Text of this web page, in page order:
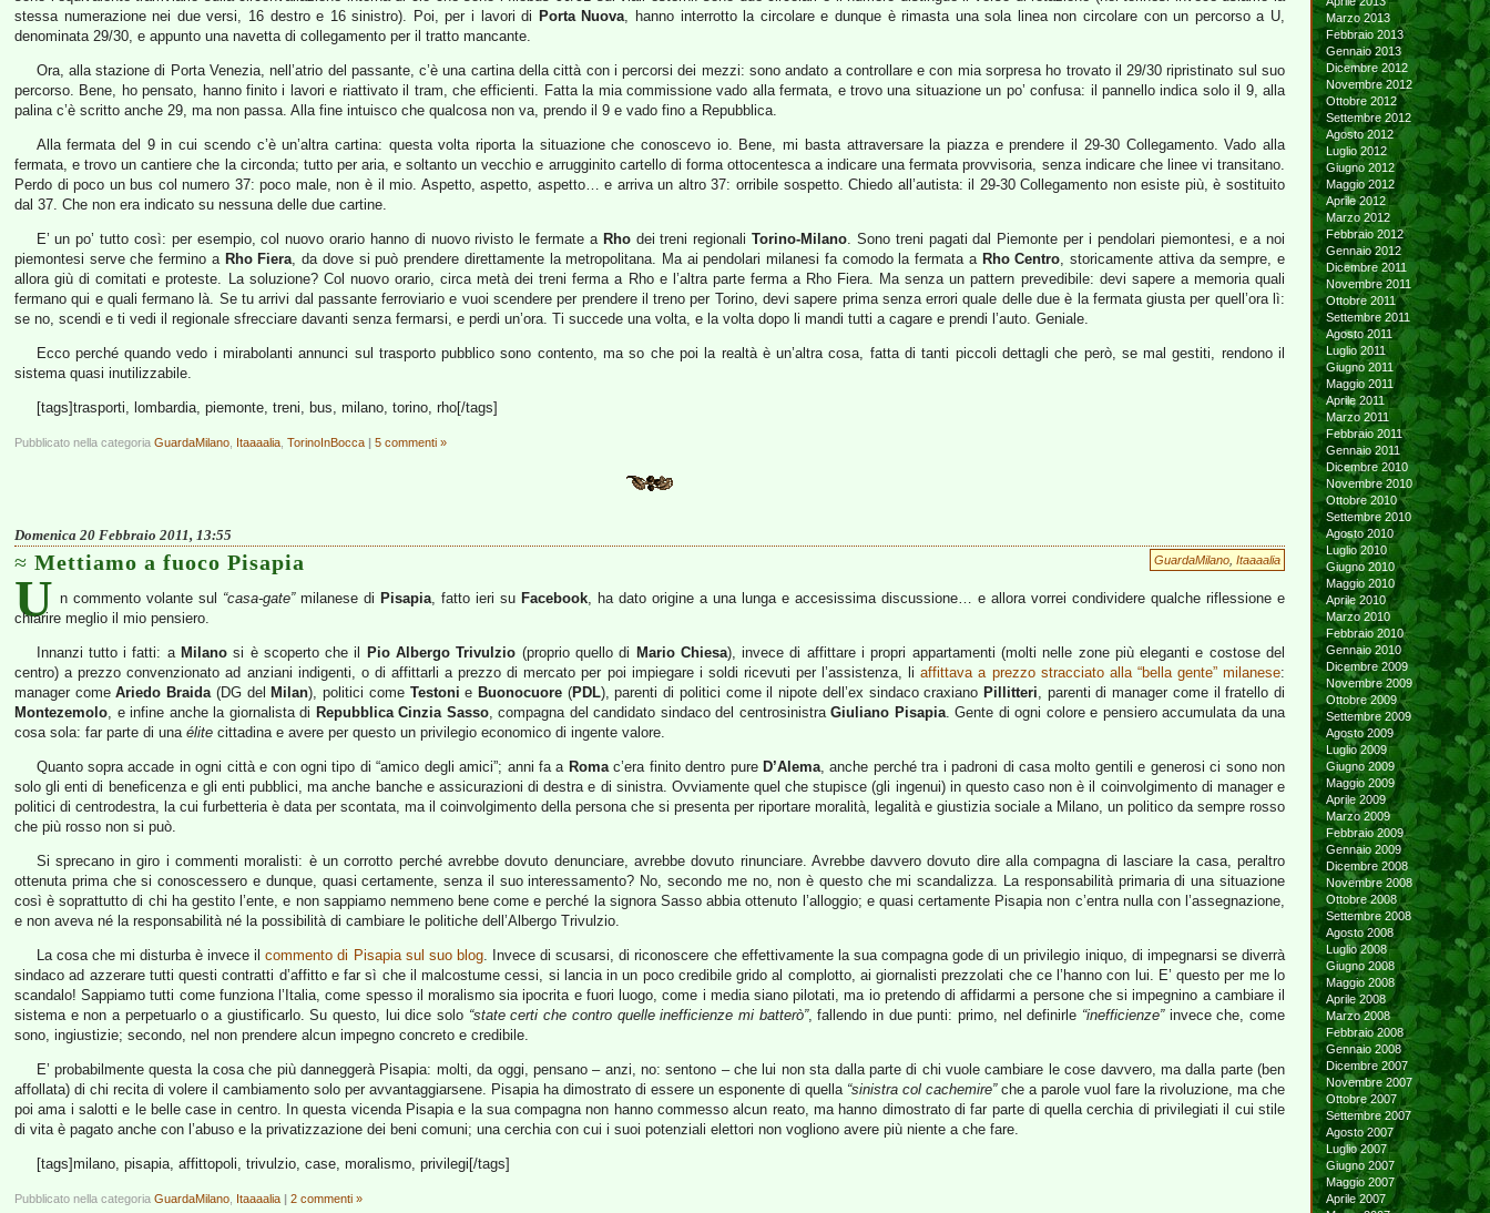
stessa numerazione nei due versi, 16 destro e 16 sinistro). Poi, per i lavori di Porta Nuova, hanno interrotto la circolare e dunque è rimasta una sola linea non circolare con un percorso a U,
denominata 29/30, e appunto una navetta di collegamento per il tratto mancante.
Ora, alla stazione di Porta Venezia, nell’atrio del passante, c’è una cartina della città con i percorsi dei mezzi: sono andato a controllare e con mia sorpresa ho trovato il 29/30 ripristinato sul suo
percorso. Bene, ho pensato, hanno finito i lavori e riattivato il tram, che efficienti. Fatta la mia commissione vado alla fermata, e trovo una situazione un po’ confusa: il pannello indica solo il 9, alla
palina c’è scritto anche 29, ma non passa. Alla fine intuisco che qualcosa non va, prendo il 9 e vado fino a Repubblica.
Alla fermata del 9 in cui scendo c’è un’altra cartina: questa volta riporta la situazione che conoscevo io. Bene, mi basta attraversare la piazza e prendere il 29-30 Collegamento. Vado alla
fermata, e trovo un cantiere che la circonda; tutto per aria, e soltanto un vecchio e arrugginito cartello di forma ottocentesca a indicare una fermata provvisoria, senza indicare che linee vi transitano.
Perdo di poco un bus col numero 37: poco male, non è il mio. Aspetto, aspetto, aspetto… e arriva un altro 37: orribile sospetto. Chiedo all’autista: il 29-30 Collegamento non esiste più, è sostituito
dal 37. Che non era indicato su nessuna delle due cartine.
E’ un po’ tutto così: per esempio, col nuovo orario hanno di nuovo rivisto le fermate a Rhodei treni regionaliTorino-Milano. Sono treni pagati dal Piemonte per i pendolari piemontesi, e a noi
piemontesi serve che fermino a Rho Fiera, da dove si può prendere direttamente la metropolitana. Ma ai pendolari milanesi fa comodo la fermata a Rho Centro, storicamente attiva da sempre, e
allora giù di comitati e proteste. La soluzione? Col nuovo orario, circa metà dei treni ferma a Rho e l’altra parte ferma a Rho Fiera. Ma senza un pattern prevedibile: devi sapere a memoria quali
fermano qui e quali fermano là. Se tu arrivi dal passante ferroviario e vuoi scendere per prendere il treno per Torino, devi sapere prima senza errori quale delle due è la fermata giusta per quell’ora lì:
se no, scendi e ti vedi il regionale sfrecciare davanti senza fermarsi, e perdi un’ora. Ti succede una volta, e la volta dopo li mandi tutti a cagare e prendi l’auto. Geniale.
Ecco perché quando vedo i mirabolanti annunci sul trasporto pubblico sono contento, ma so che poi la realtà è un’altra cosa, fatta di tanti piccoli dettagli che però, se mal gestiti, rendono il
sistema quasi inutilizzabile.
[tags]trasporti, lombardia, piemonte, treni, bus, milano, torino, rho[/tags]
Pubblicato nella categoria GuardaMilano Itaaaalia TorinoInBocca | 5 commenti »
Domenica 20 Febbraio 2011, 13:55
GuardaMilano Itaaaalia
Mettiamo a fuoco Pisapia
U n commento volante sul “casa-gate”milanese di Pisapia, fatto ieri su Facebook, ha dato origine a una lunga e accesissima discussione… e allora vorrei condividere qualche riflessione e
chiarire meglio il mio pensiero.
Innanzi tutto i fatti: a Milanosi è scoperto che il Pio Albergo Trivulzio (proprio quello di Mario Chiesa), invece di affittare i propri appartamenti (molti nelle zone più eleganti e costose del
centro) a prezzo convenzionato ad anziani indigenti, o di affittarli a prezzo di mercato per poi impiegare i soldi ricevuti per l’assistenza, liaffittava a prezzo stracciato alla “bella gente” milanese:
manager comeAriedo Braida(DG del Milan), politici come Testoni e Buonocuore (PDL), parenti di politici come il nipote dell’ex sindaco craxiano Pillitteri, parenti di manager come il fratello di
Montezemolo, e infine anche la giornalista di Repubblica Cinzia Sasso, compagna del candidato sindaco del centrosinistra Giuliano Pisapia. Gente di ogni colore e pensiero accumulata da una
cosa sola: far parte di una élite cittadina e avere per questo un privilegio economico di ingente valore.
Quanto sopra accade in ogni città e con ogni tipo di “amico degli amici”; anni fa a Romac’era finito dentro pure D’Alema, anche perché tra i padroni di casa molto gentili e generosi ci sono non
solo gli enti di beneficenza e gli enti pubblici, ma anche banche e assicurazioni di destra e di sinistra. Ovviamente quel che stupisce (gli ingenui) in questo caso non è il coinvolgimento di manager e
politici di centrodestra, la cui furbetteria è data per scontata, ma il coinvolgimento della persona che si presenta per riportare moralità, legalità e giustizia sociale a Milano, un politico da sempre rosso
che più rosso non si può.
Si sprecano in giro i commenti moralisti: è un corrotto perché avrebbe dovuto denunciare, avrebbe dovuto rinunciare. Avrebbe davvero dovuto dire alla compagna di lasciare la casa, peraltro
ottenuta prima che si conoscessero e dunque, quasi certamente, senza il suo interessamento? No, secondo me no, non è questo che mi scandalizza. La responsabilità primaria di una situazione
così è soprattutto di chi ha gestito l’ente, e non sappiamo nemmeno bene come e perché la signora Sasso abbia ottenuto l’alloggio; e quasi certamente Pisapia non c’entra nulla con l’assegnazione,
e non aveva né la responsabilità né la possibilità di cambiare le politiche dell’Albergo Trivulzio.
La cosa che mi disturba è invece ilcommento di Pisapia sul suo blog. Invece di scusarsi, di riconoscere che effettivamente la sua compagna gode di un privilegio iniquo, di impegnarsi se diverrà
sindaco ad azzerare tutti questi contratti d’affitto e far sì che il malcostume cessi, si lancia in un poco credibile grido al complotto, ai giornalisti prezzolati che ce l’hanno con lui. E’ questo per me lo
scandalo! Sappiamo tutti come funziona l’Italia, come spesso il moralismo sia ipocrita e fuori luogo, come i media siano pilotati, ma io pretendo di affidarmi a persone che si impegnino a cambiare il
sistema e non a perpetuarlo o a giustificarlo. Su questo, lui dice solo “state certi che contro quelle inefficienze mi batterò”, fallendo in due punti: primo, nel definirle “inefficienze”invece che, come
sono, ingiustizie; secondo, nel non prendere alcun impegno concreto e credibile.
E’ probabilmente questa la cosa che più danneggerà Pisapia: molti, da oggi, pensano – anzi, no: sentono – che lui non sta dalla parte di chi vuole cambiare le cose davvero, ma dalla parte (ben
affollata) di chi recita di volere il cambiamento solo per avvantaggiarsene. Pisapia ha dimostrato di essere un esponente di quella “sinistra col cachemire”che a parole vuol fare la rivoluzione, ma che
poi ama i salotti e le belle case in centro. In questa vicenda Pisapia e la sua compagna non hanno commesso alcun reato, ma hanno dimostrato di far parte di quella cerchia di privilegiati il cui stile
di vita è pagato anche con l’abuso e la privatizzazione dei beni comuni; una cerchia con cui i suoi potenziali elettori non vogliono avere più niente a che fare.
[tags]milano, pisapia, affittopoli, trivulzio, case, moralismo, privilegi[/tags]
Pubblicato nella categoria GuardaMilano Itaaaalia | 2 commenti »
Marzo 2013
Febbraio 2013
Gennaio 2013
Dicembre 2012
Novembre 2012
Ottobre 2012
Settembre 2012
Agosto 2012
Luglio 2012
Giugno 2012
Maggio 2012
Aprile 2012
Marzo 2012
Febbraio 2012
Gennaio 2012
Dicembre 2011
Novembre 2011
Ottobre 2011
Settembre 2011
Agosto 2011
Luglio 2011
Giugno 2011
Maggio 2011
Aprile 2011
Marzo 2011
Febbraio 2011
Gennaio 2011
Dicembre 2010
Novembre 2010
Ottobre 2010
Settembre 2010
Agosto 2010
Luglio 2010
Giugno 2010
Maggio 2010
Aprile 2010
Marzo 2010
Febbraio 2010
Gennaio 2010
Dicembre 2009
Novembre 2009
Ottobre 2009
Settembre 2009
Agosto 2009
Luglio 2009
Giugno 2009
Maggio 2009
Aprile 2009
Marzo 2009
Febbraio 2009
Gennaio 2009
Dicembre 2008
Novembre 2008
Ottobre 2008
Settembre 2008
Agosto 2008
Luglio 2008
Giugno 2008
Maggio 2008
Aprile 2008
Marzo 2008
Febbraio 2008
Gennaio 2008
Dicembre 2007
Novembre 2007
Ottobre 2007
Settembre 2007
Agosto 2007
Luglio 2007
Giugno 2007
Maggio 2007
Aprile 2007